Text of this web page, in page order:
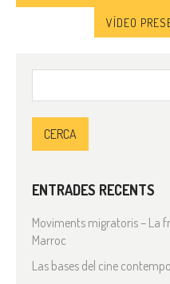
ENTRADES RECENTS
Moviments migratoris – La
Marroc
Las bases del cine